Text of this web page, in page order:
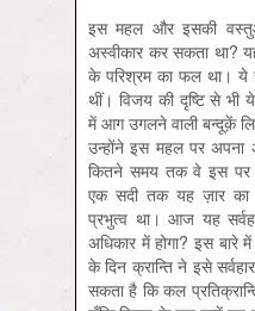
इस महल और इसकी
अस्वीकार कर सकता था?
के परिश्रम का फल था। ये
थीं। विजय की दृष्टि से भी
में आग उगलने वाली बन्दूक़ें
उन्होंने इस महल पर अपना
कितने समय तक वे इस पर
एक सदी तक यह ज़ार
प्रभुत्व था। आज यह
अधिकार में होगा? इस
के दिन क्रान्ति ने इसे
सकता है कि कल